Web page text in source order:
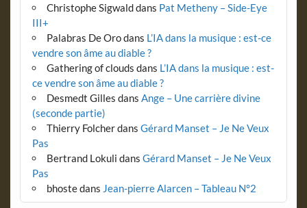
Christophe Sigwalddans Pat Metheny – Side-Eye
III+
Palabras De Orodans L’IA dans la musique : est-ce
vendre son âme au diable ?
Gathering of clouds dans L’IA dans la musique : est-
ce vendre son âme au diable ?
Desmedt Gilles dans Ange – Une carrière divine
(seconde partie)
Thierry Folcherdans Gérard Manset – Je Ne Veux
Pas
Bertrand Lokuli dans Gérard Manset – Je Ne Veux
Pas
bhostedans Jean-pierre Alarcen – Tableau N°2